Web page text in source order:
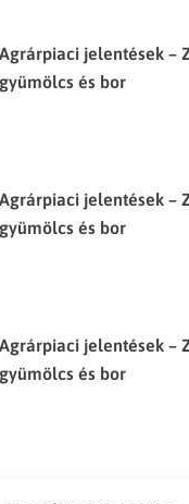
Agrárpiaci jelentések –
gyümölcs és bor
Agrárpiaci jelentések –
gyümölcs és bor
Agrárpiaci jelentések –
gyümölcs és bor